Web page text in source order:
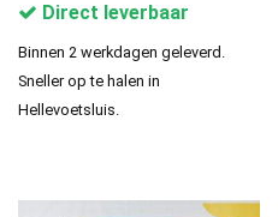
Direct leverbaar
Binnen 2 werkdagen geleverd.
Sneller op te halen in
Hellevoetsluis.